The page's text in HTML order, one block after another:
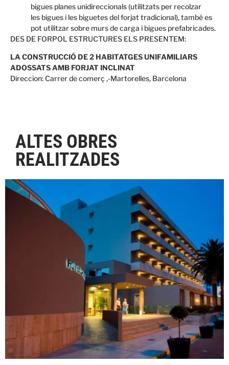
bigues planes unidireccionals (utilitzats per recolzar
les bigues i les biguetesdel forjat tradicional), tambées
pot utilitzarsobre mursde carga i bigues prefabricades.
DES DE FORPOL ESTRUCTURES ELS PRESENTEM:
LA CONSTRUCCIÓ DE 2 HABITATGES UNIFAMILIARS
ADOSSATS AMB FORJAT INCLINAT
Direccion: Carrer de comerç ,-Martorelles, Barcelona
ALTES OBRES
REALITZADES